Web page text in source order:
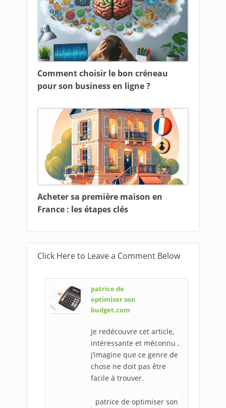
Comment choisir le bon créneau
pour son business en ligne ?
Acheter sa première maison en
France : les étapes clés
Click Here to Leave a Comment Below
patrice de
optimiser son
budget.com
Je redécouvre cet article,
intéressante et méconnu ,
j’imagine que ce genre de
chose ne doit pas être
facile à trouver.
patrice de optimiser son